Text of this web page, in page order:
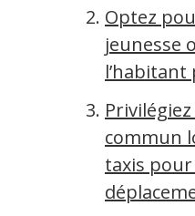
Optez
jeunesse
l’habitant
commun
taxis